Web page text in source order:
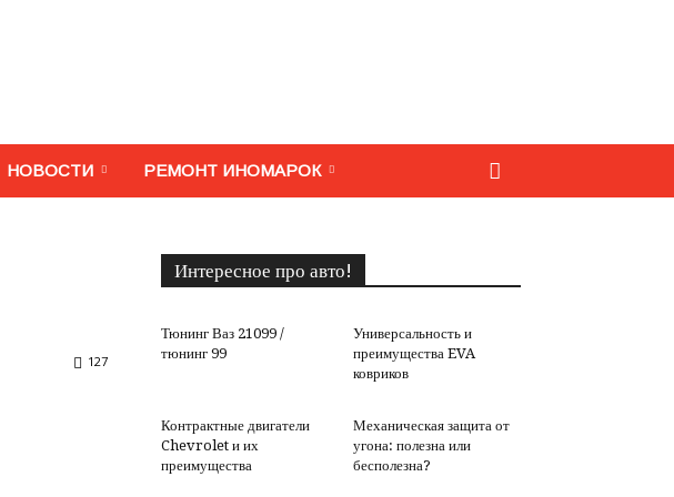
НОВОСТИ РЕМОНТ ИНОМАРОК
127
Интересное про авто!
Тюнинг Ваз 21099 /
тюнинг 99
Универсальность и
преимущества EVA
ковриков
Контрактные двигатели
Chevrolet и их
преимущества
Механическая защита от
угона: полезна или
бесполезна?